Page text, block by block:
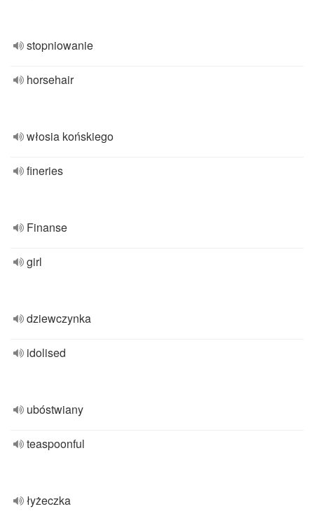
stopniowanie
horsehair
włosia końskiego
fineries
Finanse
girl
dziewczynka
idolised
ubóstwiany
teaspoonful
łyżeczka